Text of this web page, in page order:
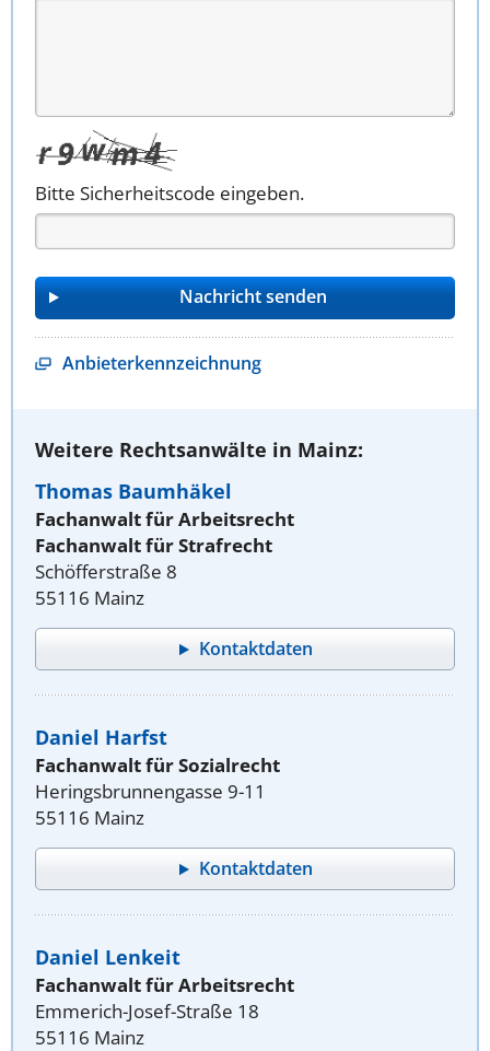
Bitte Sicherheitscode eingeben.
Anbieterkennzeichnung
Weitere Rechtsanwälte in Mainz:
Thomas Baumhäkel
Fachanwalt für Arbeitsrecht
Fachanwalt für Strafrecht
Schöfferstraße 8
55116 Mainz
Kontaktdaten
Daniel Harfst
Fachanwalt für Sozialrecht
Heringsbrunnengasse 9-11
55116 Mainz
Kontaktdaten
Daniel Lenkeit
Fachanwalt für Arbeitsrecht
Emmerich-Josef-Straße 18
55116 Mainz